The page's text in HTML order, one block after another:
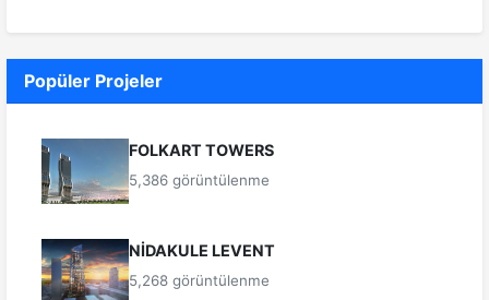
Popüler Projeler
FOLKART TOWERS
5,386 görüntülenme
NİDAKULE LEVENT
5,268 görüntülenme